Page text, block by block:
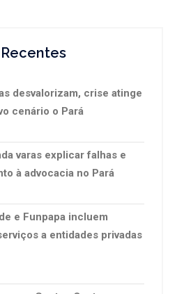
desvalorizam, crise atinge
cenário o Pará
varas explicar falhas e
à advocacia no Pará
e Funpapa incluem
a entidades privadas